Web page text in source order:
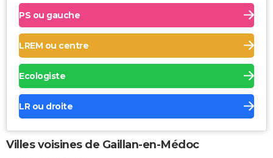
PS ou gauche
LREM ou centre
Ecologiste
LR ou droite
Villes voisines de Gaillan-en-Médoc